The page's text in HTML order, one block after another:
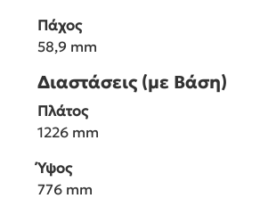
Πάχος
58,9 mm
Διαστάσεις (με Βάση)
Πλάτος
1226 mm
Ύψος
776 mm